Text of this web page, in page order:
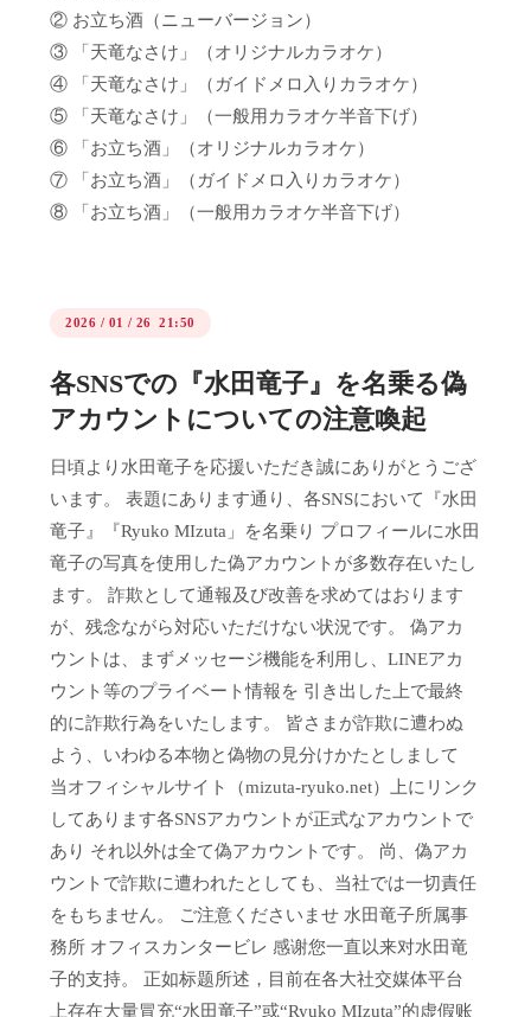
② お立ち酒（ニューバージョン）
③ 「天竜なさけ」（オリジナルカラオケ）
④ 「天竜なさけ」（ガイドメロ入りカラオケ）
⑤ 「天竜なさけ」（一般用カラオケ半音下げ）
⑥ 「お立ち酒」（オリジナルカラオケ）
⑦ 「お立ち酒」（ガイドメロ入りカラオケ）
⑧ 「お立ち酒」（一般用カラオケ半音下げ）
2026 / 01 / 26 21:50
各SNSでの『水田竜子』を名乗る偽
アカウントについての注意喚起
日頃より水田竜子を応援いただき誠にありがとうござ
います。 表題にあります通り、各SNSにおいて『水田
竜子』『Ryuko MIzuta」を名乗り プロフィールに水田
竜子の写真を使用した偽アカウントが多数存在いたし
ます。 詐欺として通報及び改善を求めてはおります
が、残念ながら対応いただけない状況です。 偽アカ
ウントは、まずメッセージ機能を利用し、LINEアカ
ウント等のプライベート情報を 引き出した上で最終
的に詐欺行為をいたします。 皆さまが詐欺に遭わぬ
よう、いわゆる本物と偽物の見分けかたとしまして
当オフィシャルサイト（mizuta-ryuko.net）上にリンク
してあります各SNSアカウントが正式なアカウントで
あり それ以外は全て偽アカウントです。 尚、偽アカ
ウントで詐欺に遭われたとしても、当社では一切責任
をもちません。 ご注意くださいませ 水田竜子所属事
務所 オフィスカンタービレ 感谢您一直以来对水田竜
子的支持。 正如标题所述，目前在各大社交媒体平台
上存在大量冒充“水田竜子”或“Ryuko MIzuta”的虚假账